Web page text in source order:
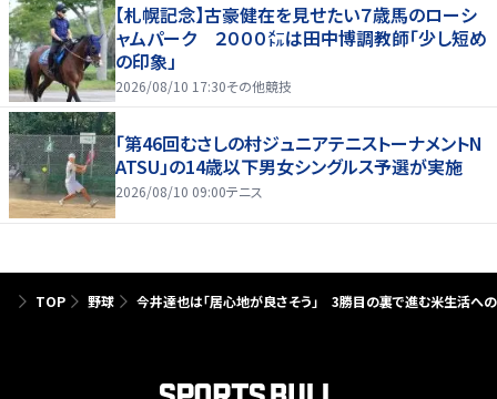
【札幌記念】古豪健在を見せたい７歳馬のローシ
ャムパーク ２０００㍍は田中博調教師「少し短め
の印象」
2026/08/10 17:30その他競技
「第46回むさしの村ジュニアテニストーナメントN
ATSU」の14歳以下男女シングルス予選が実施
2026/08/10 09:00テニス
TOP 野球 今井達也は「居心地が良さそう」 3勝目の裏で進む米生活へ